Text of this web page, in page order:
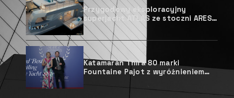
Przygodowy eksploracyjny
superjacht ATLAS ze stoczni ARES
Yachts
Katamaran Thira 80 marki
Fountaine Pajot z wyróżnieniem
żeglarskiego